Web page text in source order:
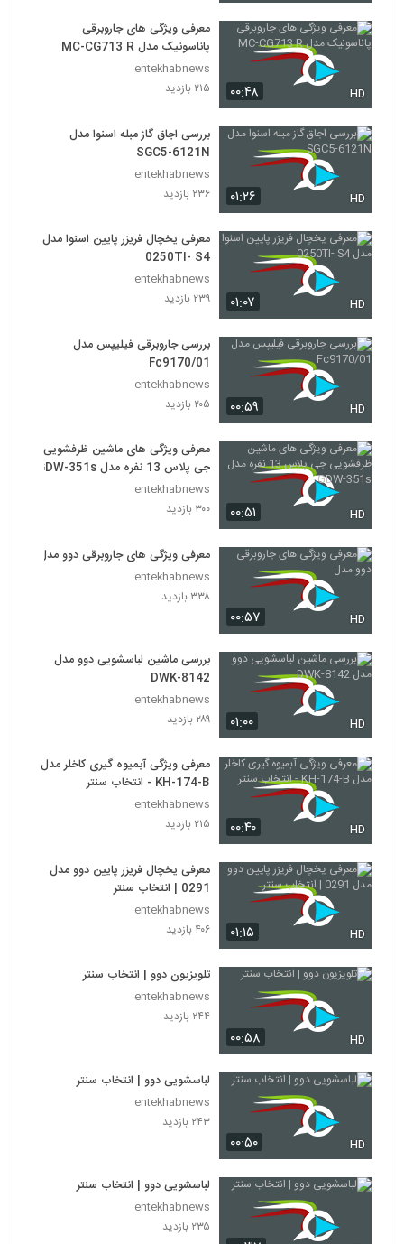
۰۰:۴۸ HD
معرفی ویژگی های جاروبرقی
پاناسونیک مدل MC-CG713 R
entekhabnews
۲۱۵ بازدید
۰۱:۲۶ HD
بررسی اجاق گاز مبله اسنوا مدل
SGC5-6121N
entekhabnews
۲۳۶ بازدید
۰۱:۰۷ HD
معرفی یخچال فریزر پایین اسنوا مدل
0250TI- S4
entekhabnews
۲۳۹ بازدید
۰۰:۵۹ HD
بررسی جاروبرقی فیلیپس مدل
Fc9170/01
entekhabnews
۲۰۵ بازدید
۰۰:۵۱ HD
معرفی ویژگی های ماشین ظرفشویی
جی پلاس 13 نفره مدل GDW-351s
entekhabnews
۳۰۰ بازدید
۰۰:۵۷ HD
معرفی ویژگی های جاروبرقی دوو مدل
entekhabnews
۳۳۸ بازدید
۰۱:۰۰ HD
بررسی ماشین لباسشویی دوو مدل
DWK-8142
entekhabnews
۲۸۹ بازدید
۰۰:۴۰ HD
معرفی ویژگی آبمیوه گیری کاخلر مدل
KH-174-B - انتخاب سنتر
entekhabnews
۲۱۵ بازدید
۰۱:۱۵ HD
معرفی یخچال فریزر پایین دوو مدل
0291 | انتخاب سنتر
entekhabnews
۴۰۶ بازدید
۰۰:۵۸ HD
تلویزیون دوو | انتخاب سنتر
entekhabnews
۲۴۴ بازدید
۰۰:۵۰ HD
لباسشویی دوو | انتخاب سنتر
entekhabnews
۲۴۳ بازدید
لباسشویی دوو | انتخاب سنتر
entekhabnews
۲۳۵ بازدید